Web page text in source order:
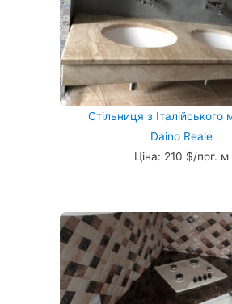
Стільниця з Італійського
Daino Reale
Ціна: 210 $/пог. м